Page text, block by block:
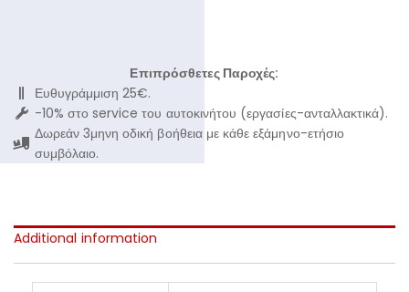
Επιπρόσθετες Παροχές:
Ευθυγράμμιση 25€.
-10% στο service του αυτοκινήτου (εργασίες-ανταλλακτικά).
Δωρεάν 3μηνη οδική βοήθεια με κάθε εξάμηνο-ετήσιο
συμβόλαιο.
Additional information